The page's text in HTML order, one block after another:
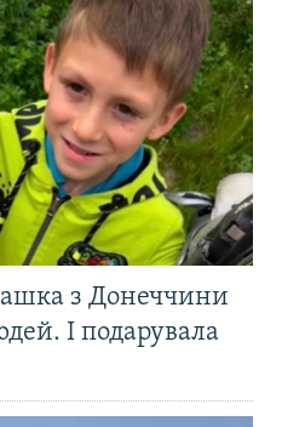
з Донеччини
І подарувала